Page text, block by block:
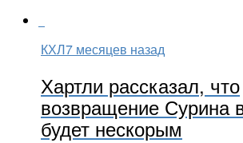
КХЛ7 месяцев назад
Хартли рассказал, что
возвращение Сурина
будет нескорым